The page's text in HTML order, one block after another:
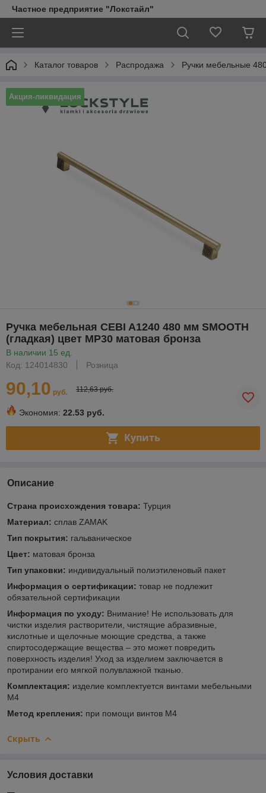
Частное предприятие "Локстайл"
Каталог товаров Распродажа Ручки мебельные
Акция-ликвидация
Ручка мебельная CEBI A1240 480 мм SMOOTH
(гладкая) цвет MP30 матовая бронза
В наличии 15 ед.
Код: 124014830
Розница
90,10 руб. 112,63 руб.
Экономия: 22.53 руб.
Купить
Описание
Страна происхождения товара: Турция
Материал: сплав ZAMAK
Тип покрытия: гальваническое
Цвет: матовая бронза
Тип упаковки: индивидуальный полиэтиленовый пакет
Информация о сертификации: товар не подлежит
обязательной сертификации
Информация по уходу: Внимание! Не использовать для
чистки изделия растворители, чистящие абразивные,
кислотные и щелочные моющие средства, а также
спиртосодержащие вещества – это может повредить
поверхность изделия! Уход за изделием заключается в
протирании его мягкой полувлажной тканью.
Комплектация: изделие комплектуется винтами мебельными
М4
Метод крепления: при помощи винтов М4
Скрыть
Условия доставки